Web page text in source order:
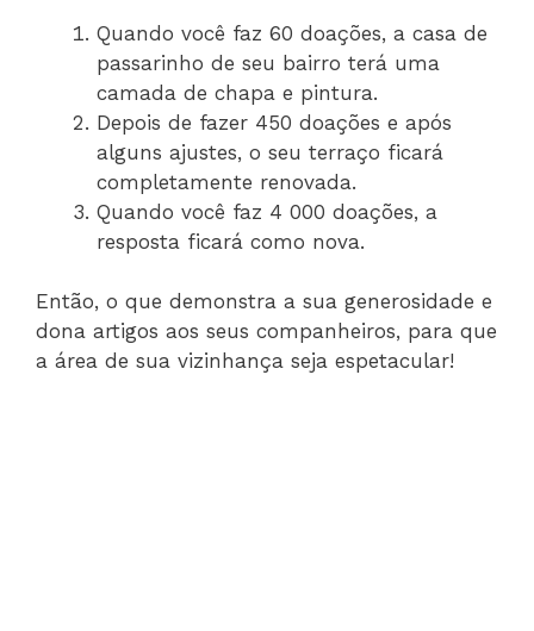
Quando você faz 60 doações, a casa de
passarinho de seu bairro terá uma
camada de chapa e pintura.
Depois de fazer 450 doações e após
alguns ajustes, o seu terraço ficará
completamente renovada.
Quando você faz 4 000 doações, a
resposta ficará como nova.
Então, o que demonstra a sua generosidade e
dona artigos aos seus companheiros, para que
a área de sua vizinhança seja espetacular!